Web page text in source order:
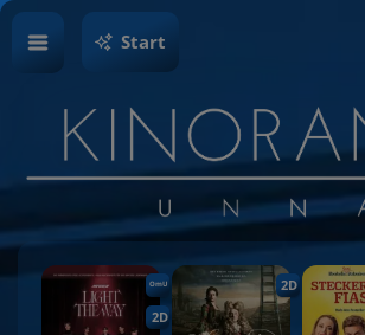
Start
OmU
2D
2D